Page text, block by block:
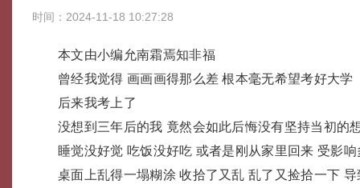
时间：2024-11-18 10:27:28
本文由小编允南霜焉知非福
曾经我觉得 画画画得那么差 根本毫无希望考好大学
后来我考上了
没想到三年后的我 竟然会如此后悔没有坚持当初的
睡觉没好觉 吃饭没好吃 或者是刚从家里回来 受影
桌面上乱得一塌糊涂 收拾了又乱 乱了又捡拾一下